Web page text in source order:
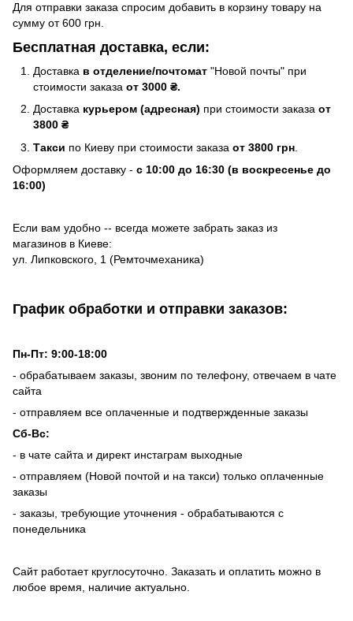
Для отправки заказа спросим добавить в корзину товару на
сумму от 600 грн.
Бесплатная доставка, если:
Доставка в отделение/почтомат "Новой почты" при
стоимости заказа от 3000 ₴.
Доставка курьером (адресная) при стоимости заказа от
3800 ₴
Такси по Киеву при стоимости заказа от 3800 грн
Оформляем доставку - с 10:00 до 16:30 (в воскресенье до
16:00)
Если вам удобно -- всегда можете забрать заказ из
магазинов в Киеве:
ул. Липковского, 1 (Ремточмеханика)
График обработки и отправки заказов:
Пн-Пт: 9:00-18:00
- обрабатываем заказы, звоним по телефону, отвечаем в чате
сайта
- отправляем все оплаченные и подтвержденные заказы
Сб-Вс:
- в чате сайта и директ инстаграм выходные
- отправляем (Новой почтой и на такси) только оплаченные
заказы
- заказы, требующие уточнения - обрабатываются с
понедельника
Сайт работает круглосуточно. Заказать и оплатить можно в
любое время, наличие актуально.